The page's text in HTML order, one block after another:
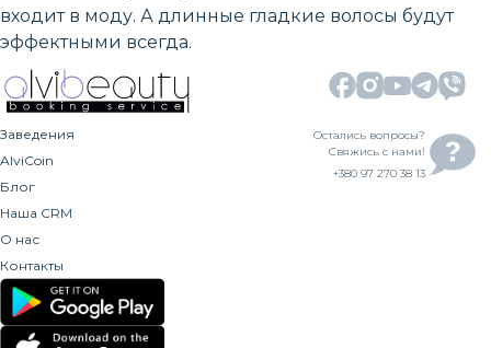
входит в моду. А длинные гладкие волосы будут
эффектными всегда.
Заведения
AlviCoin
Блог
Наша CRM
О нас
Контакты
Остались вопросы?
Свяжись с нами!
+380 97 270 38 13